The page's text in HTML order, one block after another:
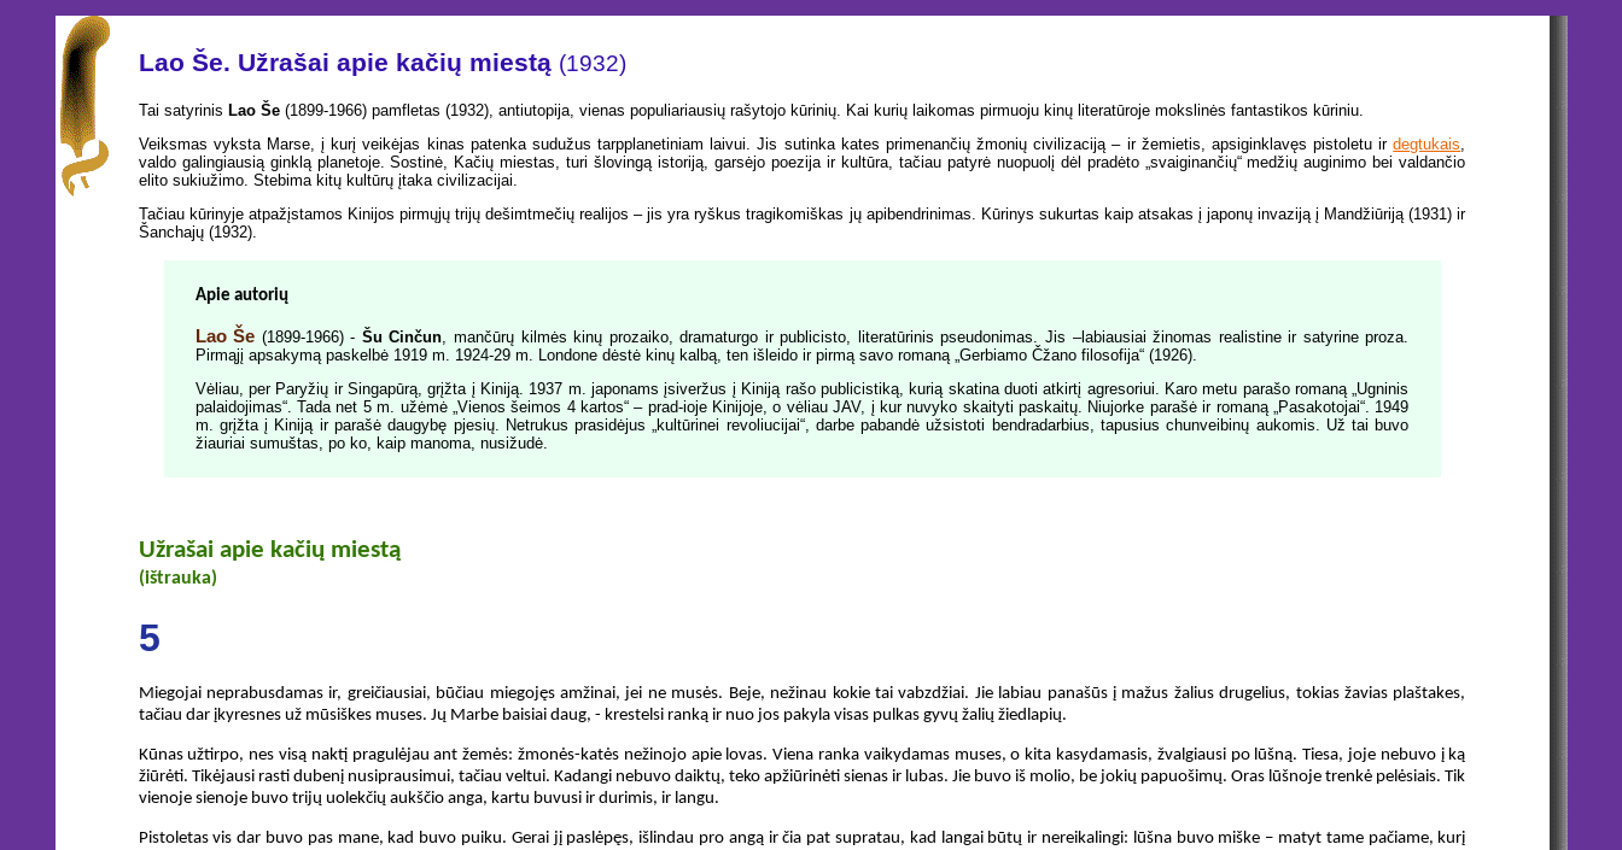
Lao Še. Užrašai apie kačių miestą (1932)
Tai satyrinis Lao Še(1899-1966) pamfletas (1932), antiutopija, vienas populiariausių rašytojo kūrinių. Kai kurių laikomas pirmuoju kinų literatūroje mokslinės fantastikos kūriniu.
Veiksmas vyksta Marse, į kurį veikėjas kinas patenka sudužus tarpplanetiniam laivui. Jis sutinka kates primenančių žmonių civilizaciją – ir žemietis, apsiginklavęs pistoletu irdegtukais
valdo galingiausią ginklą planetoje. Sostinė, Kačių miestas, turi šlovingą istoriją, garsėjo poezija ir kultūra, tačiau patyrė nuopuolį dėl pradėto „svaiginančių“ medžių auginimo bei valdančio
elito sukiužimo. Stebima kitų kultūrų įtaka civilizacijai.
Tačiau kūrinyje atpažįstamos Kinijos pirmųjų trijų dešimtmečių realijos – jis yra ryškus tragikomiškas jų apibendrinimas. Kūrinys sukurtas kaip atsakas į japonų invaziją į Mandžiūriją (1931) ir
Šanchajų (1932).
Apie autorių
Lao Še (1899-1966) - Šu Cinčun , mančūrų kilmės kinų prozaiko, dramaturgo ir publicisto, literatūrinis pseudonimas. Jis –labiausiai žinomas realistine ir satyrine proza.
Pirmąjį apsakymą paskelbė 1919 m. 1924-29 m. Londone dėstė kinų kalbą, ten išleido ir pirmą savo romaną „Gerbiamo Čžano filosofija“ (1926).
Vėliau, per Paryžių ir Singapūrą, grįžta į Kiniją. 1937 m. japonams įsiveržus į Kiniją rašo publicistiką, kurią skatina duoti atkirtį agresoriui. Karo metu parašo romaną „Ugninis
palaidojimas“. Tada net 5 m. užėmė „Vienos šeimos 4 kartos“ – prad-ioje Kinijoje, o vėliau JAV, į kur nuvyko skaityti paskaitų. Niujorke parašė ir romaną „Pasakotojai“. 1949
m. grįžta į Kiniją ir parašė daugybę pjesių. Netrukus prasidėjus „kultūrinei revoliucijai“, darbe pabandė užsistoti bendradarbius, tapusius chunveibinų aukomis. Už tai buvo
žiauriai sumuštas, po ko, kaip manoma, nusižudė.
Užrašai apie kačių miestą
(ištrauka)
5
Miegojai neprabusdamas ir, greičiausiai, būčiau miegojęs amžinai, jei ne musės. Beje, nežinau kokie tai vabzdžiai. Jie labiau panašūs į mažus žalius drugelius, tokias žavias plaštakes,
tačiau dar įkyresnes už mūsiškes muses. Jų Marbe baisiai daug, - krestelsi ranką ir nuo jos pakyla visas pulkas gyvų žalių žiedlapių.
Kūnas užtirpo, nes visą naktį pragulėjau ant žemės: žmonės-katės nežinojo apie lovas. Viena ranka vaikydamas muses, o kita kasydamasis, žvalgiausi po lūšną. Tiesa, joje nebuvo į ką
žiūrėti. Tikėjausi rasti dubenį nusiprausimui, tačiau veltui. Kadangi nebuvo daiktų, teko apžiūrinėti sienas ir lubas. Jie buvo iš molio, be jokių papuošimų. Oras lūšnoje trenkė pelėsiais. Tik
vienoje sienoje buvo trijų uolekčių aukščio anga, kartu buvusi ir durimis, ir langu.
Pistoletas vis dar buvo pas mane, kad buvo puiku. Gerai jį paslėpęs, išlindau pro angą ir čia pat supratau, kad langai būtų ir nereikalingi: lūšna buvo miške – matyt tame pačiame, kurį